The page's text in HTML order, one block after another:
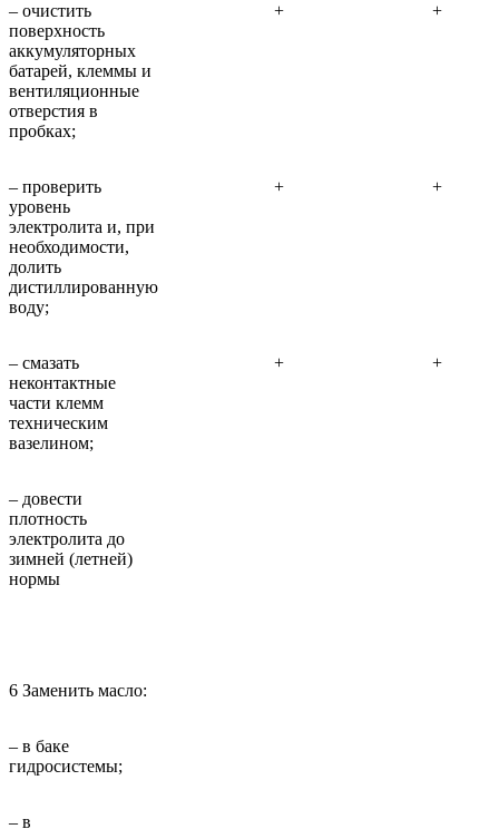
– очистить
поверхность
аккумуляторных
батарей, клеммы и
вентиляционные
отверстия в
пробках;
+ +
– проверить
уровень
электролита и, при
необходимости,
долить
дистиллированную
воду;
+ +
– смазать
неконтактные
части клемм
техническим
вазелином;
+ +
– довести
плотность
электролита до
зимней (летней)
нормы
6 Заменить масло:
– в баке
гидросистемы;
– в